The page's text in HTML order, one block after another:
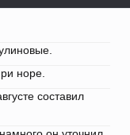
норе.
составил